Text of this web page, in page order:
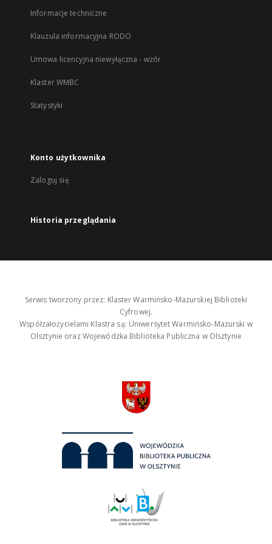
Informacje techniczne
Klauzula informacyjna RODO
Umowa licencyjna niewyłączna - wzór
Klaster WMBC
Statystyki
Konto użytkownika
Zaloguj się
Historia przeglądania
Serwis tworzony przez: Klaster Warmińsko-Mazurskiej Biblioteki
Cyfrowej.
Współzałożycielami Klastra są: Uniwersytet Warmińsko-Mazurski w
Olsztynie oraz Wojewódzka Biblioteka Publiczna w Olsztynie